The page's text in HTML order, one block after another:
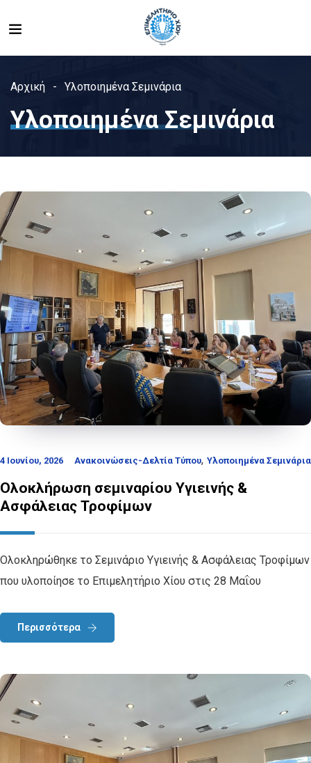
Αρχική Υλοποιημένα Σεμινάρια
Υλοποιημένα Σεμινάρια
4 Ιουνίου, 2026 Ανακοινώσεις-Δελτία Τύπου, Υλοποιημένα Σεμινάρια
Ολοκλήρωση σεμιναρίου Υγιεινής &
Ασφάλειας Τροφίμων
Ολοκληρώθηκε το Σεμινάριο Υγιεινής & Ασφάλειας Τροφίμων
που υλοποίησε το Επιμελητήριο Χίου στις 28 Μαΐου
Περισσότερα